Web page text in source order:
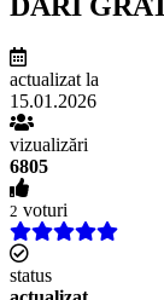
actualizat la
15.01.2026
vizualizări
6805
2 voturi
status